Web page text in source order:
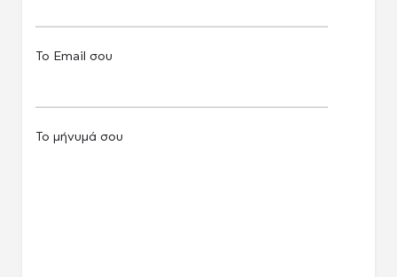
Το Email σου
Το μήνυμά σου